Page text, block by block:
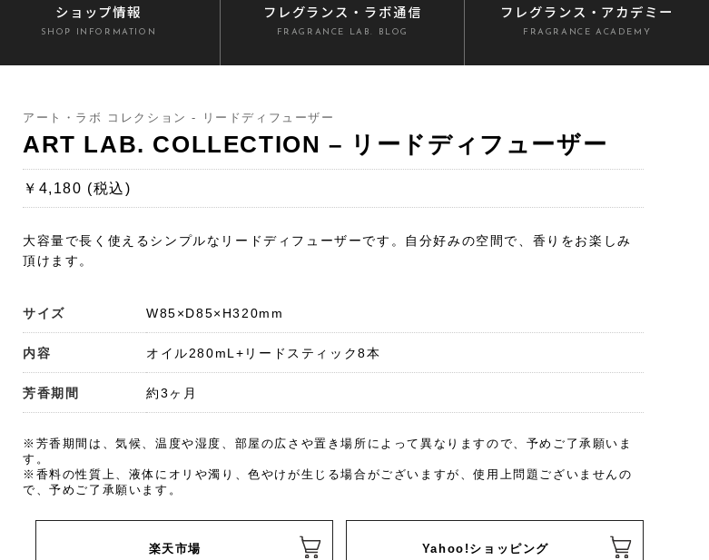
ショップ情報
SHOP INFORMATION
フレグランス ・ラボ通信
FRAGRANCE LAB. BLOG
フレグランス ・アカデミー
FRAGRANCE ACADEMY
アート・ラボ コレクション - リードディフューザー
ART LAB. COLLECTION – リードディフューザー
￥4,180 (税込)
大容量で長く使えるシンプルなリードディフューザーです。自分好みの空間で、香りをお楽しみ
頂けます。
サイズ W85×D85×H320mm
内容 オイル280mL+リードスティック8本
芳香期間 約3ヶ月
※芳香期間は、気候、温度や湿度、部屋の広さや置き場所によって異なりますので、予めご了承願いま
す。
※香料の性質上、液体にオリや濁り、色やけが生じる場合がございますが、使用上問題ございませんの
で、予めご了承願います。
楽天市場 Yahoo!ショッピング